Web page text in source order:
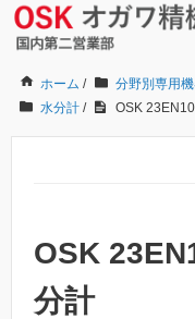
ホーム / 分野別専用
水分計 / OSK
OSK
分計